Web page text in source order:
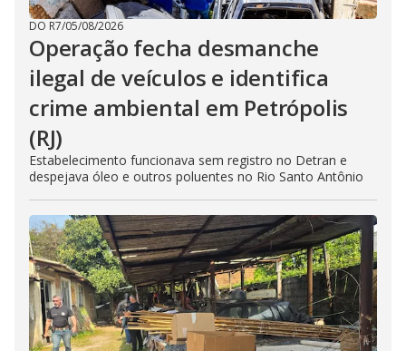
DO R7/05/08/2026
Operação fecha desmanche
ilegal de veículos e identifica
crime ambiental em Petrópolis
(RJ)
Estabelecimento funcionava sem registro no Detran e
despejava óleo e outros poluentes no Rio Santo Antônio